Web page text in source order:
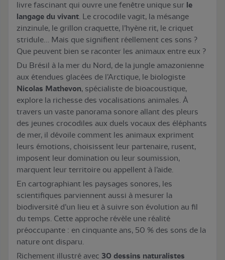
livre fascinant qui ouvre une fenêtre unique sur le
langage du vivant. Le crocodile vagit, la mésange
zinzinule, le grillon craquette, l’hyène rit, le criquet
stridule… Mais que signifient réellement ces sons ?
Que peuvent bien se raconter les animaux entre eux ?
Du Brésil à la mer du Nord, de la jungle amazonienne
aux étendues glacées de l’Arctique, le biologiste
Nicolas Mathevon, spécialiste de bioacoustique,
explore la richesse des vocalisations animales. À
travers un vaste panorama sonore allant des pleurs
des jeunes crocodiles aux duels vocaux des éléphants
de mer, il dévoile comment les animaux expriment
leurs émotions, choisissent leur partenaire, rusent,
imposent leur domination ou leur soumission,
marquent leur territoire ou appellent à l’aide.
En cartographiant les paysages sonores, les
scientifiques parviennent aussi à mesurer la
biodiversité d’un lieu et à suivre son évolution au fil
du temps. Cette approche révèle une réalité
préoccupante : en cinquante ans, 50 % des sons de la
nature ont disparu.
Richement illustré avec 30 dessins naturalistes